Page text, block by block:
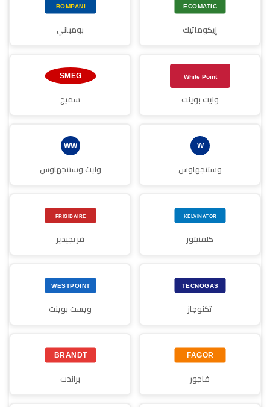
إيكوماتيك بومباني
وايت بوينت سميج
وستنجهاوس وايت وستنجهاوس
كلفنيتور فريجيدير
تكنوجاز ويست بوينت
فاجور براندت